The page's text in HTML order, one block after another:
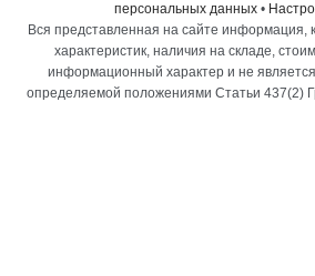
персональных данных •
Вся представленная на сайте информация,
характеристик, наличия на складе,
информационный характер и не
определяемой положениями Статьи 437(2)